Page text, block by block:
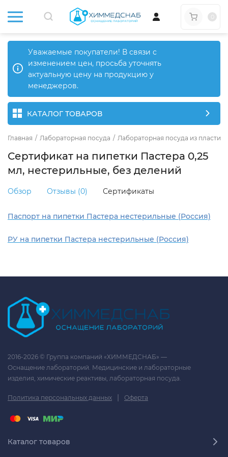
Уважаемые покупатели! В связи с
изменением цен, просьба уточнять
актуальную цену на продукцию у
менеджеров.
КАТАЛОГ ТОВАРОВ
Главная / Лабораторная посуда / Лабораторная посуда из пластика
Сертификат на пипетки Пастера 0,25
мл, нестерильные, без делений
Обзор Отзывы (0) Сертификаты
Паспорт на пипетки Пастера нестерильные (Россия)
РУ на пипетки Пастера нестерильные (Россия)
2016-2026 © Группа компаний «ХИММЕДСНАБ» —
Оснащение лабораторий. Медицинские и лабораторные
изделия, химические реактивы, лабораторная посуда.
Политика персональных данных | Оферта
Каталог товаров